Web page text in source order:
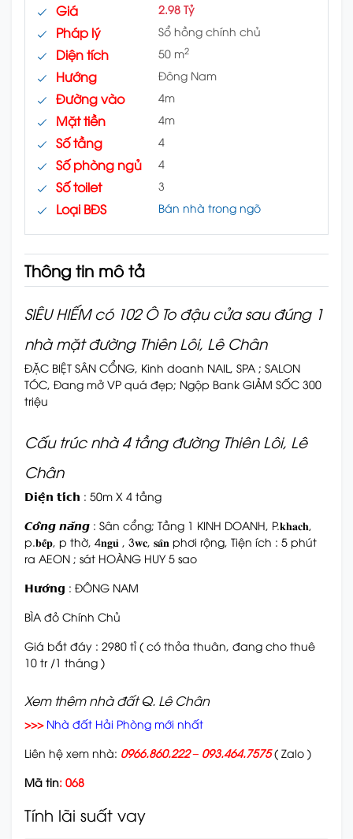
Giá 2.98 Tỷ
Pháp lý Sổ hồng chính chủ
Diện tích 50 m2
Hướng Đông Nam
Đường vào 4m
Mặt tiền 4m
Số tầng 4
Số phòng ngủ 4
Số toilet 3
Loại BĐS Bán nhà trong ngõ
Thông tin mô tả
SIÊU HIẾM có 102 Ô To đậu cửa sau đúng 1
nhà mặt đường Thiên Lôi, Lê Chân
ĐẶC BIỆT SÂN CỔNG, Kinh doanh NAIL, SPA ; SALON
TÓC, Đang mở VP quá đẹp; Ngộp Bank GIẢM SỐC 300
triệu
Cấu trúc nhà 4 tầng đường Thiên Lôi, Lê
Chân
𝗗𝗶𝗲̣̂𝗻 𝘁𝗶́𝗰𝗵 : 50m X 4 tầng
𝘾𝙤̂𝙣𝙜 𝙣𝙖̆𝙣𝙜 : Sân cổng; Tầng 1 KINH DOANH, P.𝐤𝐡𝐚𝐜𝐡,
p.𝐛𝐞̂́𝐩, p thờ, 4𝐧𝐠𝐮̉ , 3𝐰𝐜, 𝐬𝐚̂𝐧 phơi rộng, Tiện ích : 5 phút
ra AEON ; sát HOÀNG HUY 5 sao
𝗛𝘂̛𝗼̛́𝗻𝗴 : ĐÔNG NAM
BÌA đỏ Chính Chủ
Giá bắt đáy : 2980 tỉ ( có thỏa thuân, đang cho thuê
10 tr /1 tháng )
Xem thêm nhà đất Q. Lê Chân
>>> Nhà đất Hải Phòng mới nhất
Liên hệ xem nhà: 0966.860.222 – 093.464.7575( Zalo )
Mã tin: 068
Tính lãi suất vay